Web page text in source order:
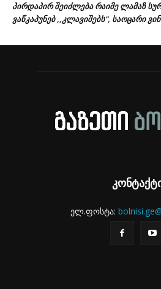
პირდაპირ შეიძლება რაიმე ლამაზ
ვაწკაპუნებ ,,კლავიშებს“, საოცარი
ელ.ფოსტა: